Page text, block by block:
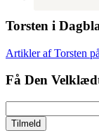
Torsten i
Artikler af Torsten
Få Den